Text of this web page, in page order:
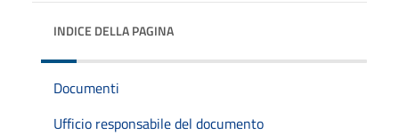
INDICE DELLA PAGINA
Documenti
Ufficio responsabile del documento